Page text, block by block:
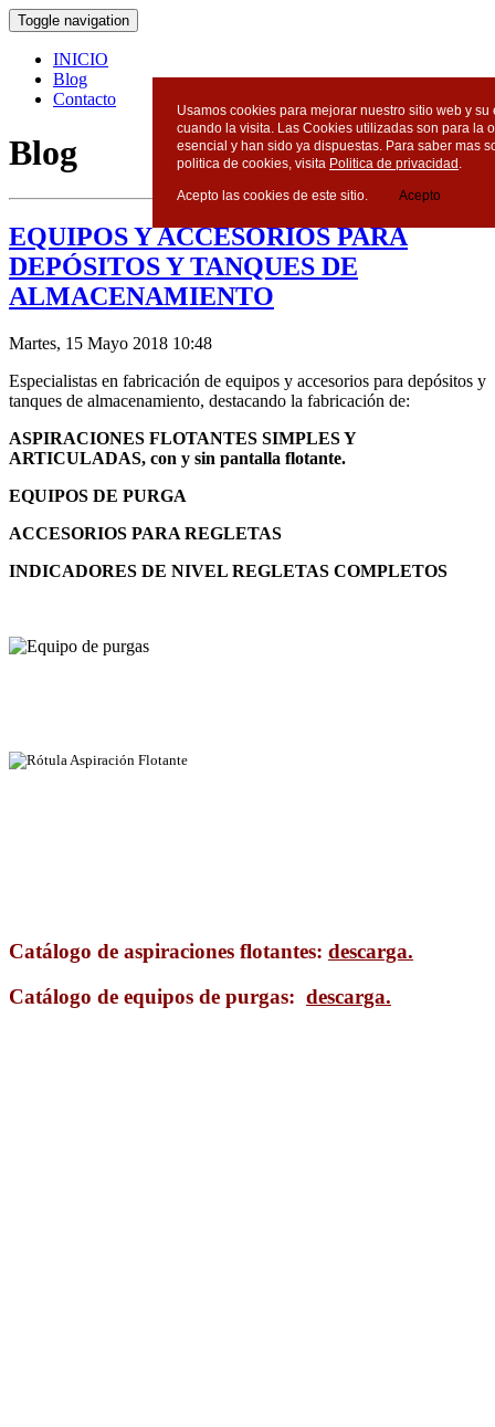
Toggle navigation
INICIO
Blog
Contacto
Blog
EQUIPOS Y ACCESORIOS PARA
DEPÓSITOS Y TANQUES DE
ALMACENAMIENTO
Martes, 15 Mayo 2018 10:48
Especialistas en fabricación de equipos y accesorios para depósitos y
tanques de almacenamiento, destacando la fabricación de:
ASPIRACIONES FLOTANTES SIMPLES Y
ARTICULADAS, con y sin pantalla flotante.
EQUIPOS DE PURGA
ACCESORIOS PARA REGLETAS
INDICADORES DE NIVEL REGLETAS COMPLETOS
Catálogo de aspiraciones flotantes: descarga.
Catálogo de equipos de purgas: descarga.
Usamos cookies para mejorar nuestro sitio web y su
cuando la visita. Las Cookies utilizadas son para la
esencial y han sido ya dispuestas. Para saber mas
politica de cookies, visita Politica de privacidad .
Acepto las cookies de este sitio. Acepto